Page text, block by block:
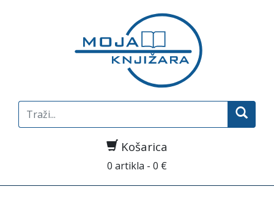
Search
for:
Košarica
0 artikla - 0 €